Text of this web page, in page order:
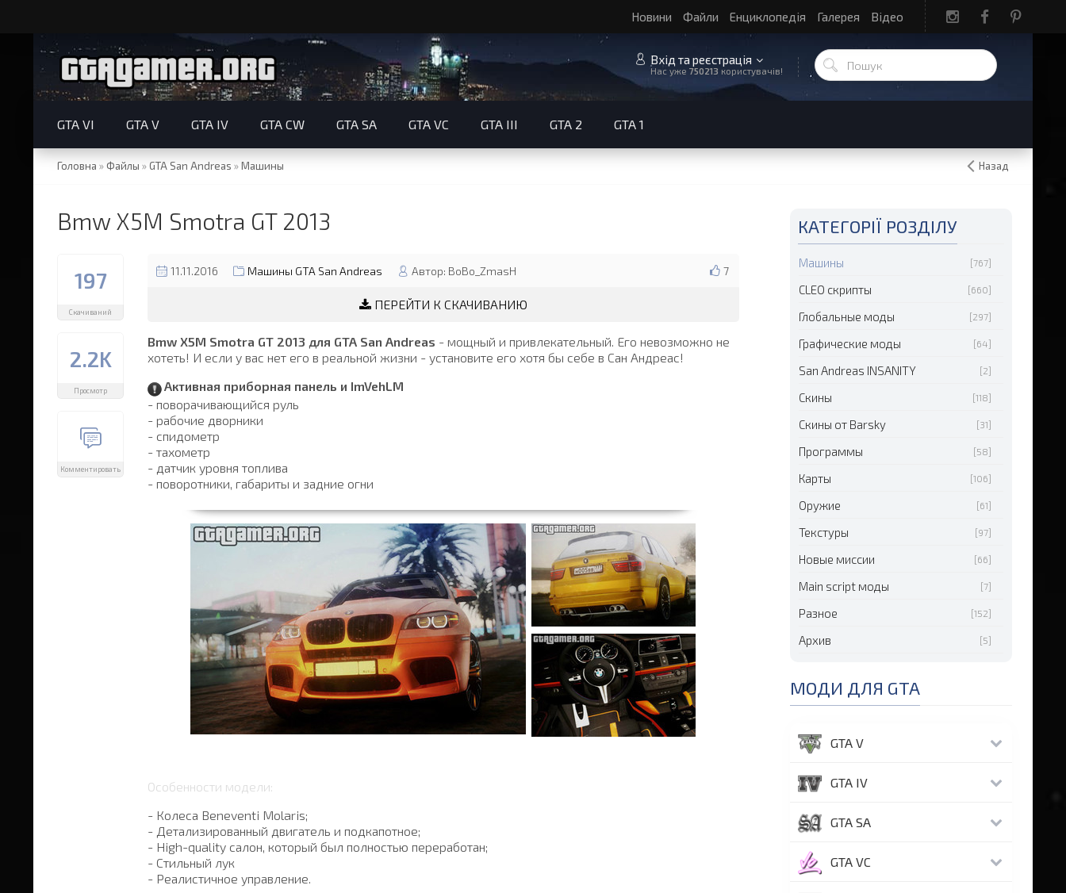
Новини Файли Енциклопедія Галерея Відео
Вхід та реєстрація
Нас уже 750213 користувачів!
GTA VI GTA V GTA IV GTA CW GTA SA GTA VC GTA III GTA 2 GTA 1
Назад
Головна »Файлы »GTA San Andreas »Машины
Bmw X5M Smotra GT 2013
197
Скачиваний
2.2K
Просмотр
Комментировать
7
11.11.2016 Машины GTA San Andreas Автор: BoBo_ZmasH
ПЕРЕЙТИ К СКАЧИВАНИЮ
Bmw X5M Smotra GT 2013 для GTA San Andreas - мощный и привлекательный. Его невозможно не
хотеть! И если у вас нет его в реальной жизни - установите его хотя бы себе в Сан Андреас!
Активная приборная панель и ImVehLM
- поворачивающийся руль
- рабочие дворники
- спидометр
- тахометр
- датчик уровня топлива
- поворотники, габариты и задние огни
Особенности модели:
- Колеса Beneventi Molaris;
- Детализированный двигатель и подкапотное;
- High-quality салон, который был полностью переработан;
- Стильный лук
- Реалистичное управление.
КАТЕГОРІЇ РОЗДІЛУ
Машины [767]
CLEO скрипты [660]
Глобальные моды [297]
Графические моды [64]
San Andreas INSANITY [2]
Скины [118]
Скины от Barsky [31]
Программы [58]
Карты [106]
Оружие [61]
Текстуры [97]
Новые миссии [66]
Main script моды [7]
Разное [152]
Архив [5]
МОДИ ДЛЯ GTA
GTA V
GTA IV
GTA SA
GTA VC